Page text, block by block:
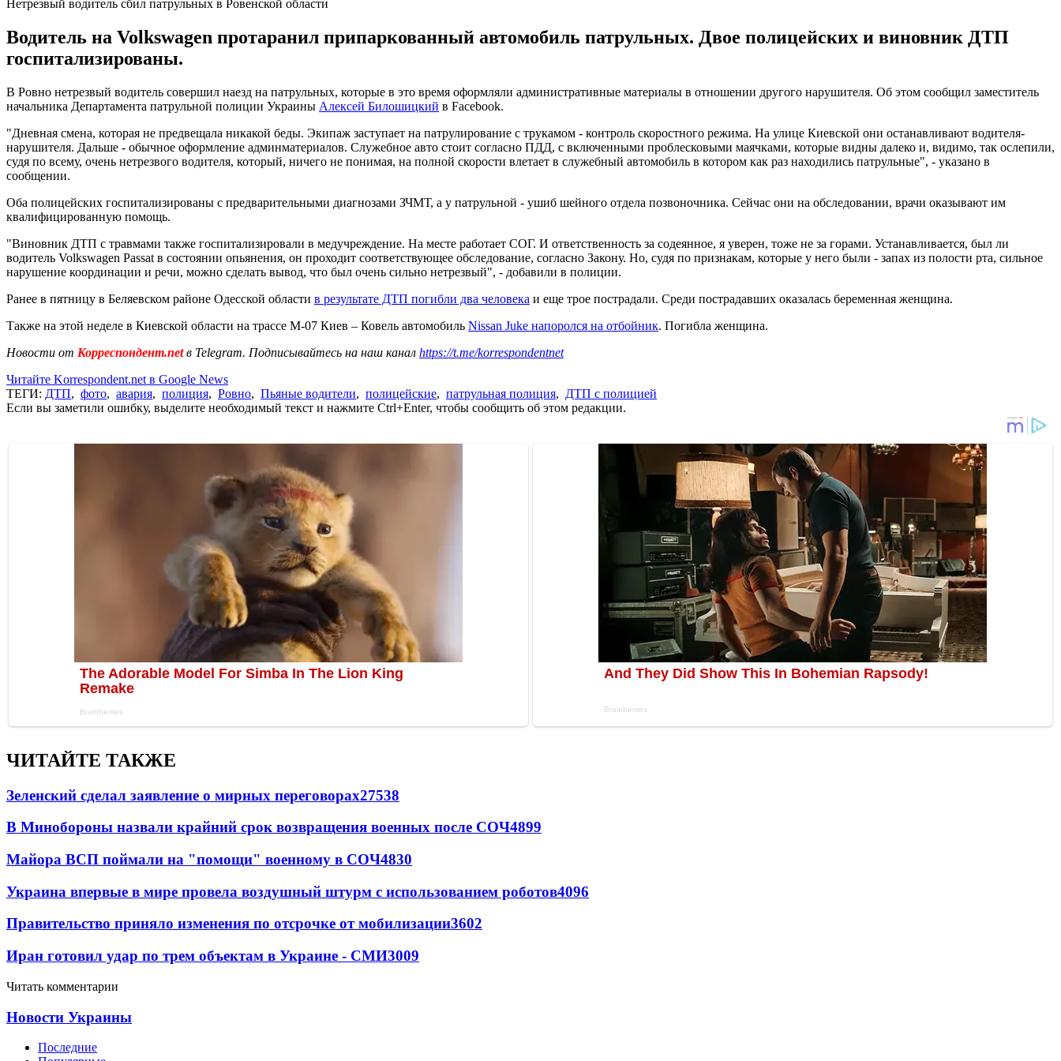
Нетрезвый водитель сбил патрульных в Ровенской области
Водитель на Volkswagen протаранил припаркованный автомобиль патрульных. Двое полицейских и виновник ДТП
госпитализированы.
В Ровно нетрезвый водитель совершил наезд на патрульных, которые в это время оформляли административные материалы в отношении другого нарушителя. Об этом сообщил заместитель
начальника Департамента патрульной полиции Украины Алексей Билошицкий в Facebook.
"Дневная смена, которая не предвещала никакой беды. Экипаж заступает на патрулирование с трукамом - контроль скоростного режима. На улице Киевской они останавливают водителя-
нарушителя. Дальше - обычное оформление админматериалов. Служебное авто стоит согласно ПДД, с включенными проблесковыми маячками, которые видны далеко и, видимо, так ослепили,
судя по всему, очень нетрезвого водителя, который, ничего не понимая, на полной скорости влетает в служебный автомобиль в котором как раз находились патрульные", - указано в
сообщении.
Оба полицейских госпитализированы с предварительными диагнозами ЗЧМТ, а у патрульной - ушиб шейного отдела позвоночника. Сейчас они на обследовании, врачи оказывают им
квалифицированную помощь.
"Виновник ДТП с травмами также госпитализировали в медучреждение. На месте работает СОГ. И ответственность за содеянное, я уверен, тоже не за горами. Устанавливается, был ли
водитель Volkswagen Passat в состоянии опьянения, он проходит соответствующее обследование, согласно Закону. Но, судя по признакам, которые у него были - запах из полости рта, сильное
нарушение координации и речи, можно сделать вывод, что был очень сильно нетрезвый", - добавили в полиции.
Ранее в пятницу в Беляевском районе Одесской области в результате ДТП погибли два человека и еще трое пострадали. Среди пострадавших оказалась беременная женщина.
Также на этой неделе в Киевской области на трассе M-07 Киев – Ковель автомобиль Nissan Juke напоролся на отбойник. Погибла женщина.
Новости от Корреспондент.netв Telegram. Подписывайтесь на наш канал https://t.me/korrespondentnet
Читайте Korrespondent.net в Google News
ТЕГИ: ДТП, фото, авария, полиция, Ровно, Пьяные водители, полицейские, патрульная полиция, ДТП с полицией
Если вы заметили ошибку, выделите необходимый текст и нажмите Ctrl+Enter, чтобы сообщить об этом редакции.
ЧИТАЙТЕ ТАКЖЕ
Зеленский сделал заявление о мирных переговорах27538
В Минобороны назвали крайний срок возвращения военных после СОЧ4899
Майора ВСП поймали на "помощи" военному в СОЧ4830
Украина впервые в мире провела воздушный штурм с использованием роботов4096
Правительство приняло изменения по отсрочке от мобилизации3602
Иран готовил удар по трем объектам в Украине - СМИ3009
Читать комментарии
Новости Украины
Последние